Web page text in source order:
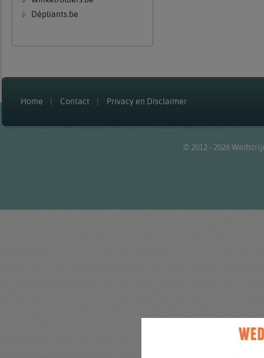
Dépliants.be
Home Contact Privacy en Disclaimer
© 2012 - 2026